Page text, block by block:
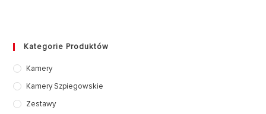
Kategorie Produktów
Kamery
Kamery Szpiegowskie
Zestawy